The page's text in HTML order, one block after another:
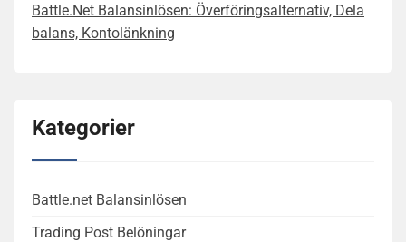
Battle.Net Balansinlösen: Överföringsalternativ, Dela
balans, Kontolänkning
Kategorier
Battle.net Balansinlösen
Trading Post Belöningar